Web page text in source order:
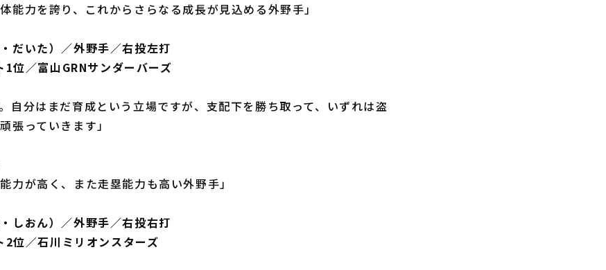
能力を誇り、これからさらなる成長が見込める外野手」
だいた）／外野手／右投左打
位／富山GRNサンダーバーズ
自分はまだ育成という立場ですが、支配下を勝ち取って、いずれは盗
張っていきます」
力が高く、また走塁能力も高い外野手」
しおん）／外野手／右投右打
位／石川ミリオンスターズ